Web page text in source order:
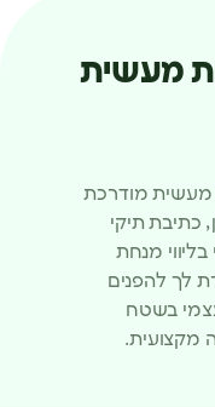
מעשית
מעשית מודרכת
נשים בהריון, כתיבת תיקי
מנחת
לך להפנים
בשטח
מקצועית.